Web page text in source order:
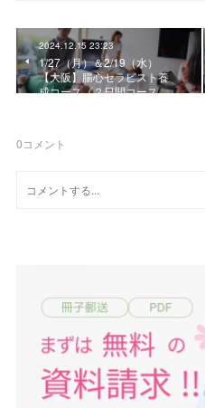
2024.12.15 23:23
1/27（月）＆2/19（水）
【大阪】腸心セラピスト養
成コース《２日間コース…
0コメント